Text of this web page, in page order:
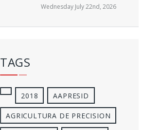
Wednesday July 22nd, 2026
TAGS
2018 AAPRESID
AGRICULTURA DE PRECISION